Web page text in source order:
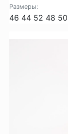
Размеры:
46 44 52 48 50